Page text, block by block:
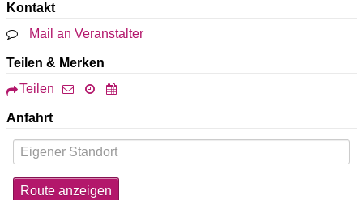
Kontakt
Mail an Veranstalter
Teilen & Merken
Teilen
Anfahrt